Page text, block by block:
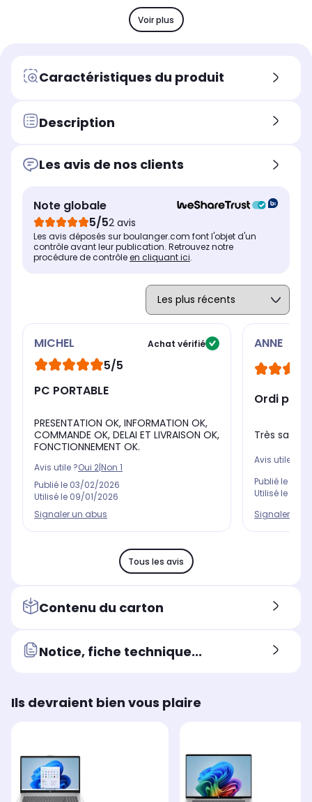
Mémoire vive
16 Go
fourni
Hauteur produit (cm)
Largeur produit (cm)
39.61
Nombre de coeurs
8 coeurs
Mémoire vive
24 Go
Largeur produit (cm)
Voir plus
Caractéristiques du produit
Description
Les avis de nos clients
Note globale
5/52 avis
Les avis déposés sur boulanger.com font l'objet d'un
contrôle avant leur publication. Retrouvez notre
procédure de contrôleen cliquant ici.
MICHEL Achat vérifié
5/5
PC PORTABLE
PRESENTATION OK, INFORMATION OK,
COMMANDE OK, DELAI ET LIVRAISON OK,
FONCTIONNEMENT OK.
Avis utile ?Oui 2Non 1
Publié le 03/02/2026
Utilisé le 09/01/2026
Signaler un abus
ANNE
Ordi
Très
Avis utile ?
Publié le
Utilisé le
Signaler un
Tous les avis
Contenu du carton
Notice, fiche technique...
Ils devraient bien vous plaire